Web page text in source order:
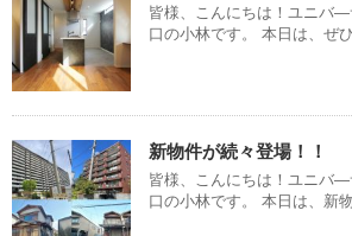
皆様、こんにちは！ユニバ
口の小林です。 本日は、ぜ
新物件が続々登場！！
皆様、こんにちは！ユニバ
口の小林です。 本日は、新